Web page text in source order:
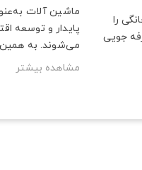
ماشین آلات
پایدار و توسعه
می‌شوند. به همین
مشاهده بیشتر
را
جویی